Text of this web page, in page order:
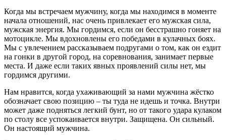
Когда мы встречаем мужчину, когда мы находимся в моменте
начала отношений, нас очень привлекает его мужская сила,
мужская энергия. Мы гордимся, если он бесстрашно гоняет на
мотоцикле. Мы вдохновлены его победами в кулачных боях.
Мы с увлечением рассказываем подругами о том, как он ездит
на гонки в другой город, на соревнования, занимает первые
места. И даже если таких явных проявлений силы нет, мы
гордимся другими.
Нам нравится, когда ухаживающий за нами мужчина жёстко
обозначает свою позицию – ты туда не идешь и точка. Внутри
может даже подняться легкий бунт, но от такого удара кулаком
по столу все успокаивается внутри. Защищена. Он сильный.
Он настоящий мужчина.